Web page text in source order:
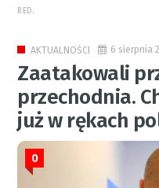
RED.
AKTUALNOŚCI 6 sierpnia
Zaatakowali
przechodnia.
już w rękach
0